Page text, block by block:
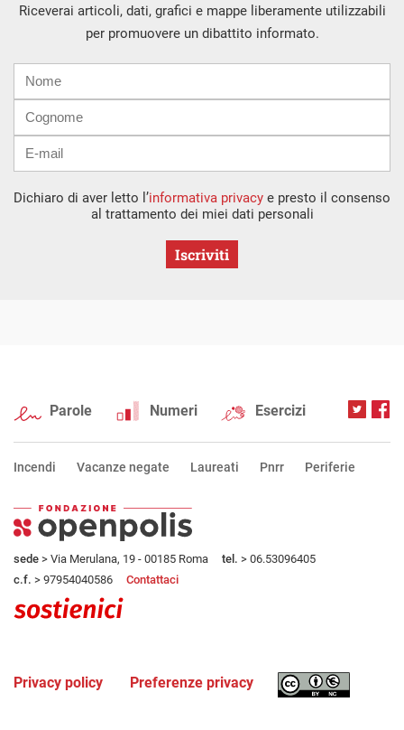
Riceverai articoli, dati, grafici e mappe liberamente utilizzabili
per promuovere un dibattito informato.
mail
Dichiaro di aver letto l’informativa privacy e presto il consenso
al trattamento dei miei dati personali
Iscriviti
Parole Numeri Esercizi
Incendi Vacanze negate Laureati Pnrr Periferie
sede > Via Merulana, 19 - 00185 Roma tel. > 06.53096405
c.f. > 97954040586 Contattaci
Privacy policy Preferenze privacy